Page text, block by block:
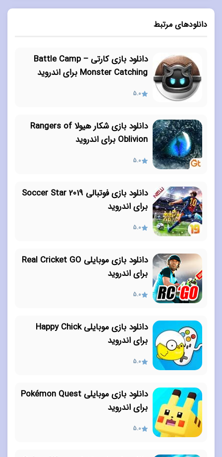
دانلودهای مرتبط
دانلود بازی کارتی Battle Camp –
Monster Catching برای اندروید
5.0
دانلود بازی شکار هیولا Rangers of
Oblivion برای اندروید
5.0
دانلود بازی فوتبالی Soccer Star 2019
برای اندروید
5.0
دانلود بازی موبایلی Real Cricket GO
برای اندروید
5.0
دانلود بازی موبایلی Happy Chick
برای اندروید
5.0
دانلود بازی موبایلی Pokémon Quest
برای اندروید
5.0